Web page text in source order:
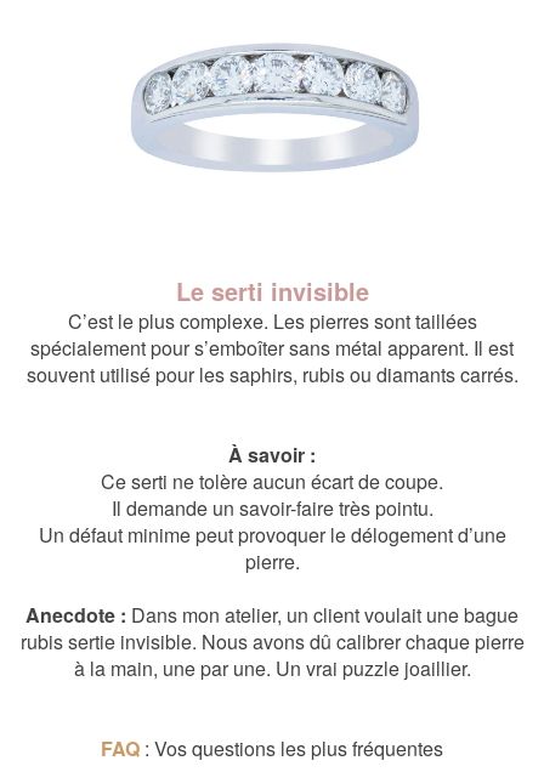
Le serti invisible
C’est le plus complexe. Les pierres sont taillées
spécialement pour s’emboîter sans métal apparent. Il est
souvent utilisé pour les saphirs, rubis ou diamants carrés.
À savoir :
Ce serti ne tolère aucun écart de coupe.
Il demande un savoir-faire très pointu.
Un défaut minime peut provoquer le délogement d’une
pierre.
Anecdote : Dans mon atelier, un client voulait une bague
rubis sertie invisible. Nous avons dû calibrer chaque pierre
à la main, une par une. Un vrai puzzle joaillier.
FAQ : Vos questions les plus fréquentes